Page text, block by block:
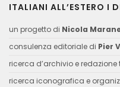
ITALIANI ALL’ESTERO I
un progetto di Nicola
consulenza editoriale di Pier
ricerca d’archivio e redazione
ricerca iconografica e